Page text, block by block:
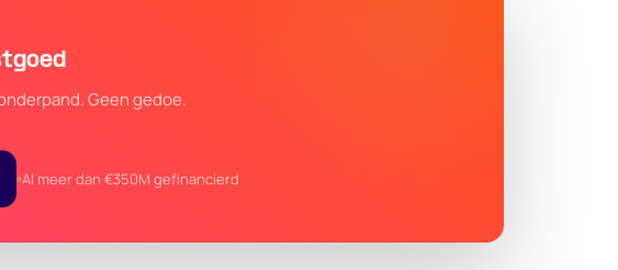
Geen gedoe.
Al meer dan €350M gefinancierd